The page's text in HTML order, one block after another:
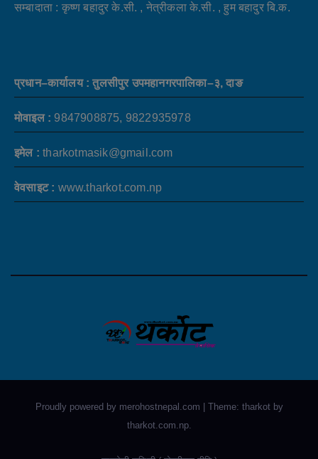
सम्बादाता : कृष्ण बहादुर के.सी. , नेत्रीकला के.सी. , हुम बहादुर बि.क.
प्रधान–कार्यालय : तुलसीपुर उपमहानगरपालिका–३, दाङ
मोवाइल : 9847908875, 9822935978
इमेल :tharkotmasik@gmail.com
वेवसाइट : www.tharkot.com.np
Proudly powered by merohostnepal.com
Theme: tharkot by
tharkot.com.np.